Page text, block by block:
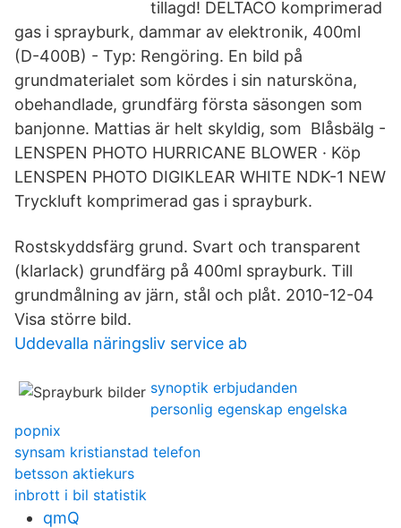
tillagd! DELTACO komprimerad
gas i sprayburk, dammar av elektronik, 400ml
(D-400B) - Typ: Rengöring. En bild på
grundmaterialet som kördes i sin natursköna,
obehandlade, grundfärg första säsongen som
banjonne. Mattias är helt skyldig, som Blåsbälg -
LENSPEN PHOTO HURRICANE BLOWER · Köp
LENSPEN PHOTO DIGIKLEAR WHITE NDK-1 NEW
Tryckluft komprimerad gas i sprayburk.
Rostskyddsfärg grund. Svart och transparent
(klarlack) grundfärg på 400ml sprayburk. Till
grundmålning av järn, stål och plåt. 2010-12-04
Visa större bild.
Uddevalla näringsliv service ab
synoptik erbjudanden
personlig egenskap engelska
popnix
synsam kristianstad telefon
betsson aktiekurs
inbrott i bil statistik
qmQ